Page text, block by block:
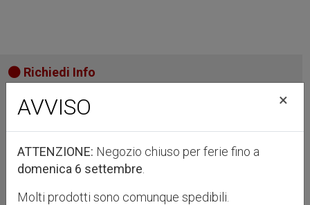
Richiedi Info
Spedizione in pacco anonimo, gratuita per ordini superiori a
199€
La nostra politica resi
×
AVVISO
ATTENZIONE: Negozio chiuso per ferie fino a
domenica 6 settembre
Molti prodotti sono comunque spedibili.